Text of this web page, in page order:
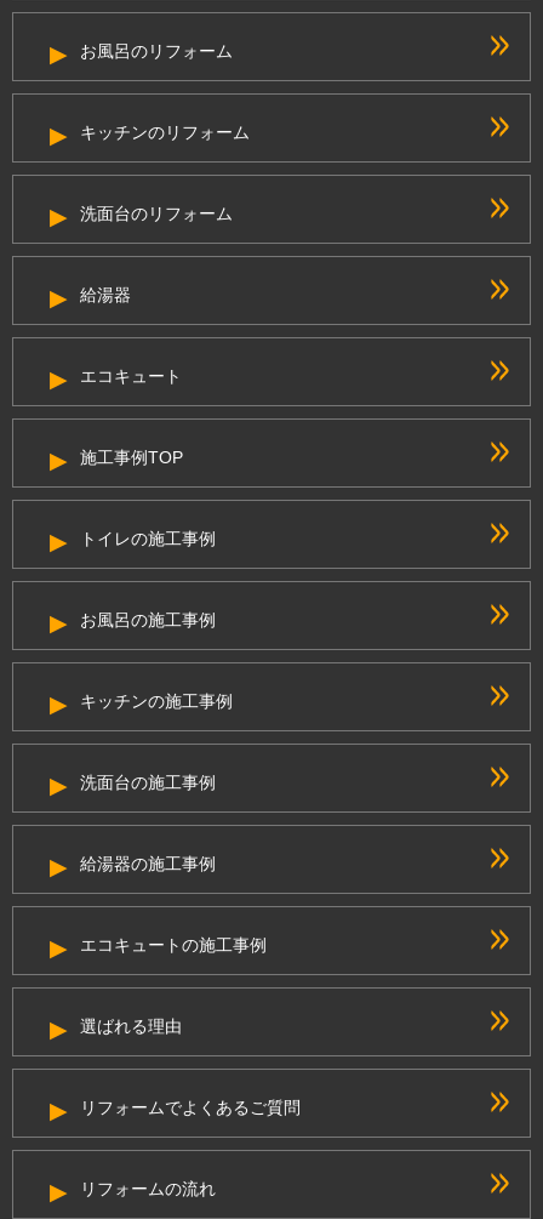
お風呂のリフォーム
キッチンのリフォーム
洗面台のリフォーム
給湯器
エコキュート
施工事例TOP
トイレの施工事例
お風呂の施工事例
キッチンの施工事例
洗面台の施工事例
給湯器の施工事例
エコキュートの施工事例
選ばれる理由
リフォームでよくあるご質問
リフォームの流れ